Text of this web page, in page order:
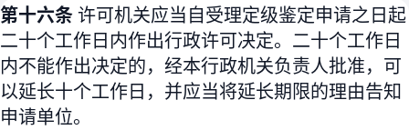
第十六条许可机关应当自受理定级鉴定申请之日起
二十个工作日内作出行政许可决定。二十个工作日
内不能作出决定的，经本行政机关负责人批准，可
以延长十个工作日，并应当将延长期限的理由告知
申请单位。